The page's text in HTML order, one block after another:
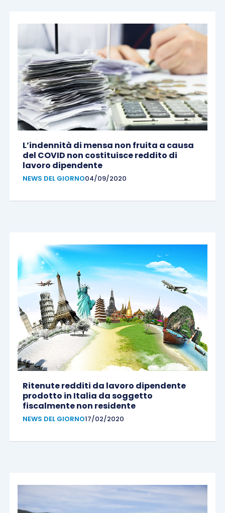
L’indennità di mensa non fruita a causa
del COVID non costituisce reddito di
lavoro dipendente
NEWS DEL GIORNO04/09/2020
Ritenute redditi da lavoro dipendente
prodotto in Italia da soggetto
fiscalmente non residente
NEWS DEL GIORNO17/02/2020